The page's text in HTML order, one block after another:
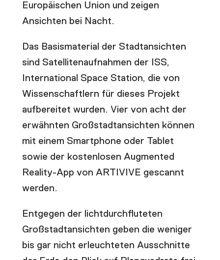
Europäischen Union und zeigen
Ansichten bei Nacht.
Das Basismaterial der Stadtansichten
sind Satellitenaufnahmen der ISS,
International Space Station, die von
Wissenschaftlern für dieses Projekt
aufbereitet wurden. Vier von acht der
erwähnten Großstadtansichten können
mit einem Smartphone oder Tablet
sowie der kostenlosen Augmented
Reality-App von ARTIVIVE gescannt
werden.
Entgegen der lichtdurchfluteten
Großstadtansichten geben die weniger
bis gar nicht erleuchteten Ausschnitte